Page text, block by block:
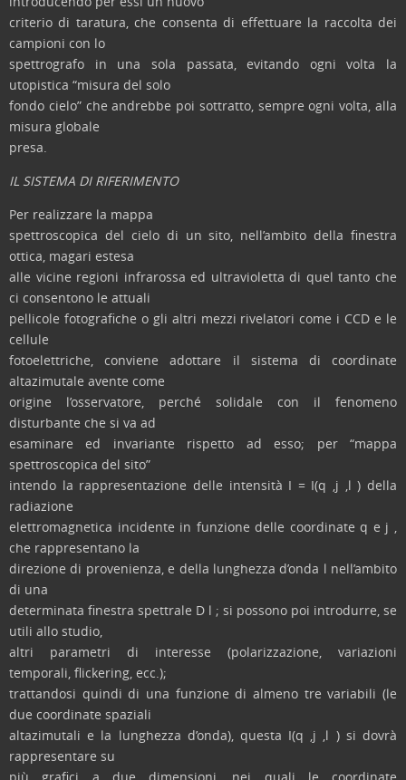
criterio di taratura, che consenta di effettuare la raccolta dei
campioni con lo
spettrografo in una sola passata, evitando ogni volta la
utopistica “misura del solo
fondo cielo” che andrebbe poi sottratto, sempre ogni volta, alla
misura globale
presa.
IL SISTEMA DI RIFERIMENTO
Per realizzare la mappa
spettroscopica del cielo di un sito, nell’ambito della finestra
ottica, magari estesa
alle vicine regioni infrarossa ed ultravioletta di quel tanto che
ci consentono le attuali
pellicole fotografiche o gli altri mezzi rivelatori come i CCD e le
cellule
fotoelettriche, conviene adottare il sistema di coordinate
altazimutale avente come
origine l’osservatore, perché solidale con il fenomeno
disturbante che si va ad
esaminare ed invariante rispetto ad esso; per “mappa
spettroscopica del sito”
intendo la rappresentazione delle intensità I = I(q ,j ,l ) della
radiazione
elettromagnetica incidente in funzione delle coordinate q e j ,
che rappresentano la
direzione di provenienza, e della lunghezza d’onda l nell’ambito
di una
determinata finestra spettrale D l ; si possono poi introdurre, se
utili allo studio,
altri parametri di interesse (polarizzazione, variazioni
temporali, flickering, ecc.);
trattandosi quindi di una funzione di almeno tre variabili (le
due coordinate spaziali
altazimutali e la lunghezza d’onda), questa I(q ,j ,l ) si dovrà
rappresentare su